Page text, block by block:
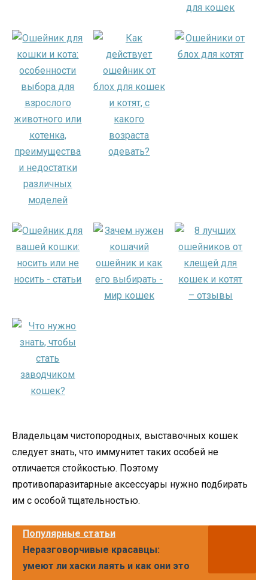
Владельцам чистопородных, выставочных кошек
следует знать, что иммунитет таких особей не
отличается стойкостью. Поэтому
противопаразитарные аксессуары нужно подбирать
им с особой тщательностью.
Популярные статьи
Неразговорчивые красавцы:
умеют ли хаски лаять и как они это